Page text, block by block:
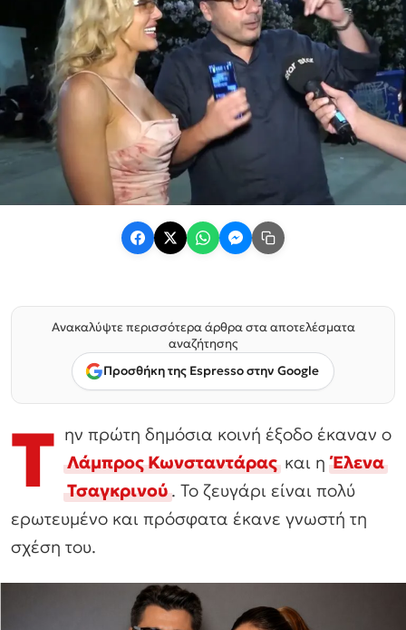
Ανακαλύψτε περισσότερα άρθρα στα αποτελέσματα
αναζήτησης
Προσθήκη της Espresso στην Google
Τ ην πρώτη δημόσια κοινή έξοδο έκαναν ο
Λάμπρος Κωνσταντάραςκαι ηΈλενα
Τσαγκρινού. Το ζευγάρι είναι πολύ
ερωτευμένο και πρόσφατα έκανε γνωστή τη
σχέση του.